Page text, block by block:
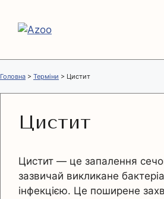
вмісту
Головна > Терміни > Цистит
Цистит
Цистит — це запалення
зазвичай викликане
інфекцією. Це поширене